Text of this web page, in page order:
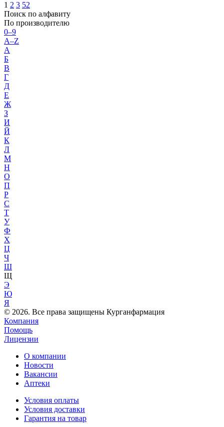
1 2 3 52
Поиск по алфавиту
По производителю
0–9
A–Z
А
Б
В
Г
Д
Е
Ж
З
И
Й
К
Л
М
Н
О
П
Р
С
Т
У
Ф
Х
Ц
Ч
Ш
Щ
Э
Ю
Я
© 2026. Все права защищены Курганфармация
Компания
Помощь
Лицензии
О компании
Новости
Вакансии
Аптеки
Условия оплаты
Условия доставки
Гарантия на товар